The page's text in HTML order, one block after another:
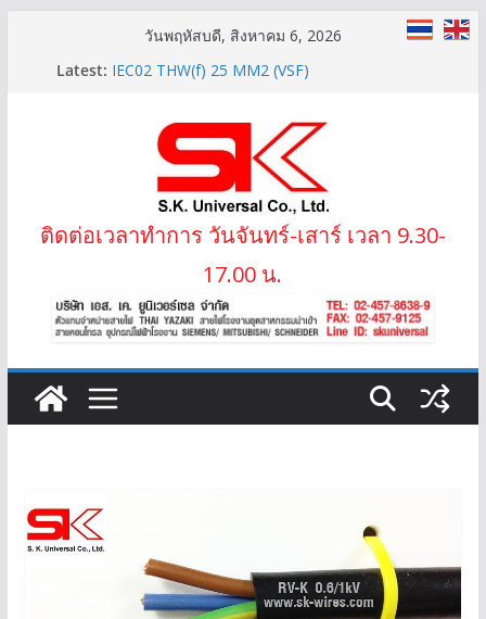
วันพฤหัสบดี, สิงหาคม 6, 2026
Latest:
LIFT-2S 20Gx1.5 MM2 สายไฟลิฟต์ สลิง 2 ข้าง
IEC02 THW(f) 25 MM2 (VSF)
สายไฟ THW(f) (VSF) สายคอนโทรลทองแดงฝอย
ราคาสายไฟ THW YAZAKI ราคาขาย
ติดต่อเวลาทำการ วันจันทร์-เสาร์ เวลา 9.30-
17.00 น.